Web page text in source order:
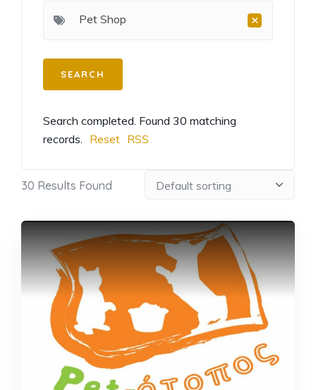
×
Pet Shop
Search completed. Found 30 matching
records.
Reset RSS
30 Results Found